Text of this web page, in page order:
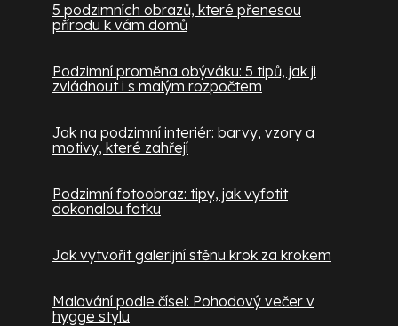
5 podzimních obrazů, které přenesou
přírodu k vám domů
Podzimní proměna obýváku: 5 tipů, jak ji
zvládnout i s malým rozpočtem
Jak na podzimní interiér: barvy, vzory a
motivy, které zahřejí
Podzimní fotoobraz: tipy, jak vyfotit
dokonalou fotku
Jak vytvořit galerijní stěnu krok za krokem
Malování podle čísel: Pohodový večer v
hygge stylu